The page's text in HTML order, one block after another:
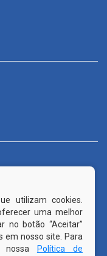
utilizam cookies.
uma melhor
no botão “Aceitar”
em nosso site. Para
nossa
Política de